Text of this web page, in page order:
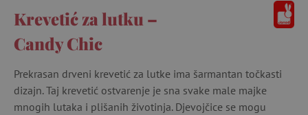
Krevetić za lutku –
Candy Chic
Prekrasan drveni krevetić za lutke ima šarmantan točkasti
dizajn. Taj krevetić ostvarenje je sna svake male majke
mnogih lutaka i plišanih životinja. Djevojčice se mogu